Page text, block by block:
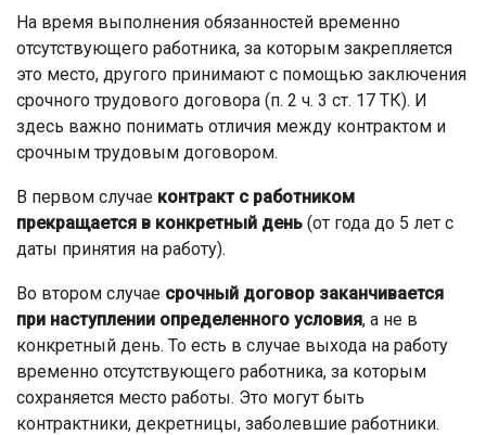
На время выполнения обязанностей временно
отсутствующего работника, за которым закрепляется
это место, другого принимают с помощью заключения
срочного трудового договора (п. 2 ч. 3 ст. 17 ТК). И
здесь важно понимать отличия между контрактом и
срочным трудовым договором.
В первом случае контракт с работником
прекращается в конкретный день (от года до 5 лет с
даты принятия на работу).
Во втором случае срочный договор заканчивается
при наступлении определенного условия, а не в
конкретный день. То есть в случае выхода на работу
временно отсутствующего работника, за которым
сохраняется место работы. Это могут быть
контрактники, декретницы, заболевшие работники.